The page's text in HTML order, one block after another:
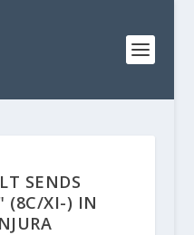
SENDS
(8C/XI-) IN